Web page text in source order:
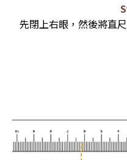
先閉上右眼，然後將直